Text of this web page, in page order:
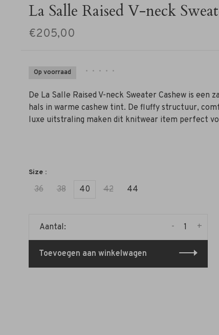
La Salle Raised V-neck
€205,00
Op voorraad • • • • •
De La Salle Raised V-neck Sweater Cashew is een
hals in warme cashew tint. De fluffy structuur,
luxe uitstraling maken dit knitwear item perfect
Size :
36 38 40 42 44
Aantal: +
-
Toevoegen aan winkelwagen